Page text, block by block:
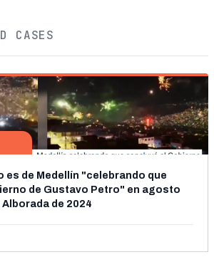
CASES
es de Medellín "celebrando que
de Gustavo Petro" en agosto
Alborada de 2024